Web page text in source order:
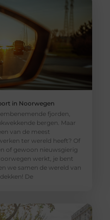
in Noorwegen
fjorden,
bergen. Maar
van de meest
ter wereld heeft? Of
of gewoon nieuwsgierig
werkt, je bent
we samen de wereld van
De